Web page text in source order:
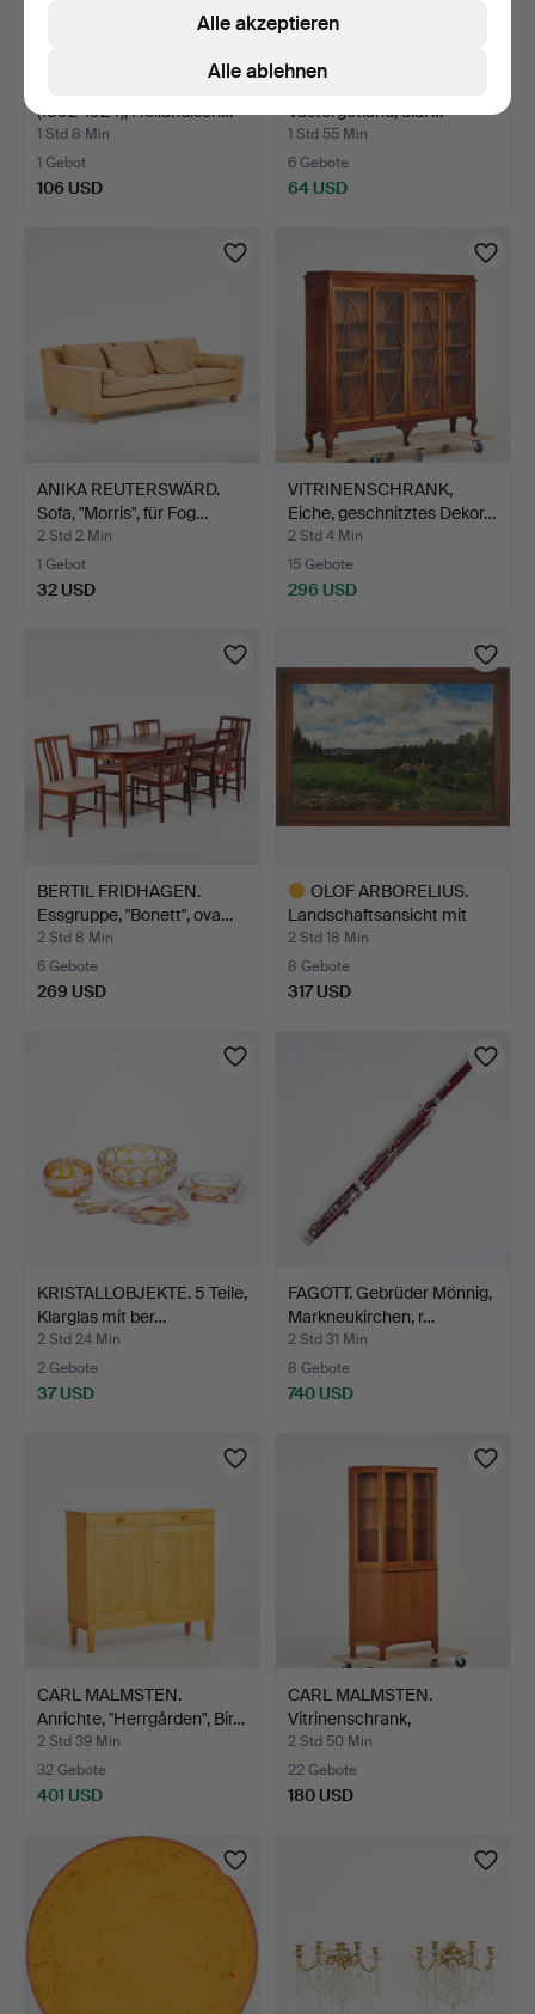
(1852-1924), Holländisch…
1 Std 8 Min
1 Gebot
106 USD
Västergötland, u.a. …
1 Std 55 Min
6 Gebote
64 USD
ANIKA REUTERSWÄRD.
Sofa, "Morris", für Fog…
2 Std 2 Min
1 Gebot
32 USD
VITRINENSCHRANK,
Eiche, geschnitztes Dekor…
2 Std 4 Min
15 Gebote
296 USD
BERTIL FRIDHAGEN.
Essgruppe, "Bonett", ova…
2 Std 8 Min
6 Gebote
269 USD
OLOF ARBORELIUS.
Landschaftsansicht mit
Hü…
2 Std 18 Min
8 Gebote
317 USD
KRISTALLOBJEKTE. 5 Teile,
Klarglas mit ber…
2 Std 24 Min
2 Gebote
37 USD
FAGOTT. Gebrüder Mönnig,
Markneukirchen, r…
2 Std 31 Min
8 Gebote
740 USD
CARL MALMSTEN.
Anrichte, "Herrgården", Bir…
2 Std 39 Min
32 Gebote
401 USD
CARL MALMSTEN.
Vitrinenschrank,
"Undantage…
2 Std 50 Min
22 Gebote
180 USD
Alle ablehnen
Alle akzeptieren